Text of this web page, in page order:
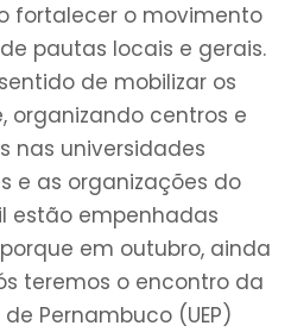
fortalecer o movimento
pautas locais e gerais.
de mobilizar os
organizando centros e
nas universidades
e as organizações do
estão empenhadas
em outubro, ainda
teremos o encontro da
Pernambuco (UEP)